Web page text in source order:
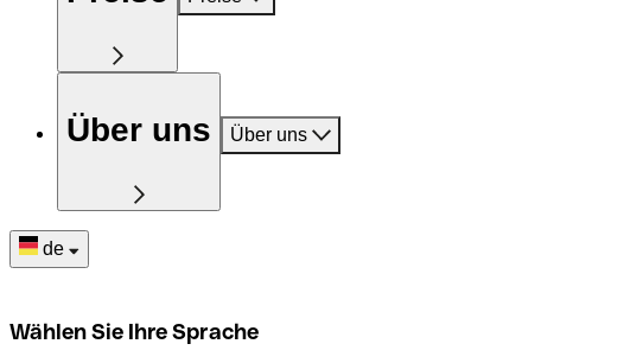
Über uns Über uns
de
Wählen Sie Ihre Sprache